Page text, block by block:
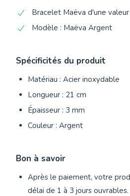
Bracelet Maëva d'une
Modèle : Maëva Argent
Spécificités du produit
Matériau : Acier inoxydable
Longueur : 21 cm
Épaisseur : 3 mm
Couleur : Argent
Bon à savoir
Après le paiement, votre
délai de 1 à 3 jours ouvrables.